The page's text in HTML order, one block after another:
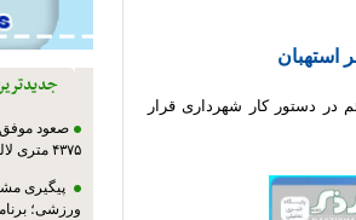
استهبان
در دستور کار شهرداری قرار
صعود موفق
۴۳۷۵ متری لاله‌زار کرمان
پیگیری
ورزشی؛